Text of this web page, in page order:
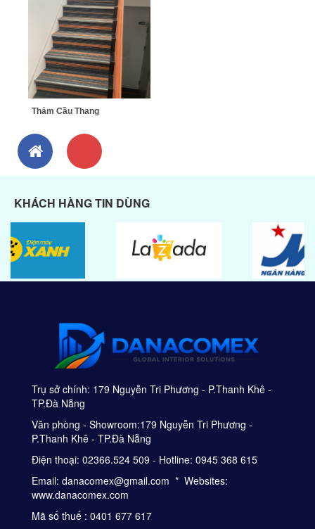
Thảm Cầu Thang
KHÁCH HÀNG TIN DÙNG
Trụ sở chính: 179 Nguyễn Tri Phương - P.Thanh Khê -
TP.Đà Nẵng
Văn phòng - Showroom:179 Nguyễn Tri Phương -
P.Thanh Khê - TP.Đà Nẵng
Điện thoại: 02366.524 509 - Hotline: 0945 368 615
Email: danacomex@gmail.com * Websites:
www.danacomex.com
Mã số thuế : 0401 677 617